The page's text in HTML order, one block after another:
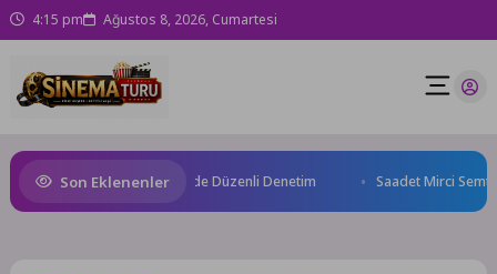
4:15 pm Ağustos 8, 2026, Cumartesi
Son Eklenenler
Geçici Pazar Yerinde Düzenli Denetim Saadet Mirci Semt